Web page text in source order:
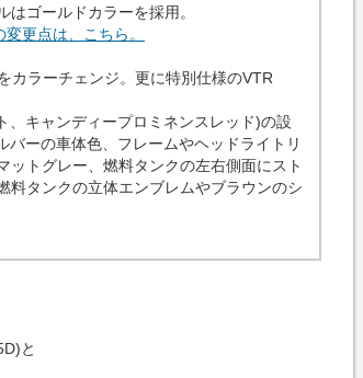
ゴールドカラーを採用。
更点は、こちら。
カラーチェンジ。更に特別仕様のVTR
キャンディープロミネンスレッド)の設
ーの車体色、フレームやヘッドライトリ
ットグレー、燃料タンクの左右側面にスト
料タンクの立体エンブレムやブラウンのシ
と